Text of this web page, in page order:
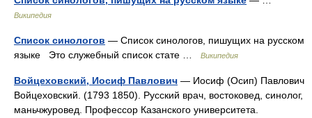
Википедия
Список синологов — Список синологов, пишущих на русском
языке Это служебный список стате …
Википедия
Войцеховский, Иосиф Павлович — Иосиф (Осип) Павлович
Войцеховский. (1793 1850). Русский врач, востоковед, синолог,
маньчжуровед. Профессор Казанского университета.